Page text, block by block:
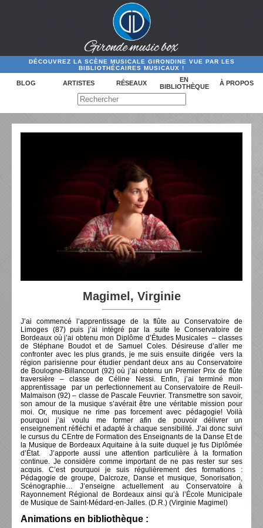
DÉCOUVREZ LA SCÈNE MUSICALE GIRONDINE VUE PAR LES
BIBLIOTHÉCAIRES MUSICAUX !
BLOG ARTISTES RÉSEAUX
EN
BIBLIOTHÈQUE
À PROPOS
Magimel, Virginie
J’ai commencé l’apprentissage de la flûte au Conservatoire de
Limoges (87) puis j’ai intégré par la suite le Conservatoire de
Bordeaux où j’ai obtenu mon Diplôme d’Études Musicales – classes
de Stéphane Boudot et de Samuel Coles. Désireuse d’aller me
confronter avec les plus grands, je me suis ensuite dirigée vers la
région parisienne pour étudier pendant deux ans au Conservatoire
de Boulogne-Billancourt (92) où j’ai obtenu un Premier Prix de flûte
traversière – classe de Céline Nessi. Enfin, j’ai terminé mon
apprentissage par un perfectionnement au Conservatoire de Reuil-
Malmaison (92) – classe de Pascale Feuvrier. Transmettre son savoir,
son amour de la musique s’avérait être une véritable mission pour
moi. Or, musique ne rime pas forcement avec pédagogie! Voilà
pourquoi j’ai voulu me former afin de pouvoir délivrer un
enseignement réfléchi et adapté à chaque sensibilité. J’ai donc suivi
le cursus du CEntre de Formation des Enseignants de la Danse Et de
la Musique de Bordeaux Aquitaine à la suite duquel je fus Diplômée
d’État. J’apporte aussi une attention particulière à la formation
continue. Je considère comme important de ne pas rester sur ses
acquis. C’est pourquoi je suis régulièrement des formations :
Pédagogie de groupe, Dalcroze, Danse et musique, Sonorisation,
Scénographie… J’enseigne actuellement au Conservatoire à
Rayonnement Régional de Bordeaux ainsi qu’à l’École Municipale
de Musique de Saint-Médard-en-Jalles. (D.R.) (Virginie Magimel)
Animations en bibliothèque :